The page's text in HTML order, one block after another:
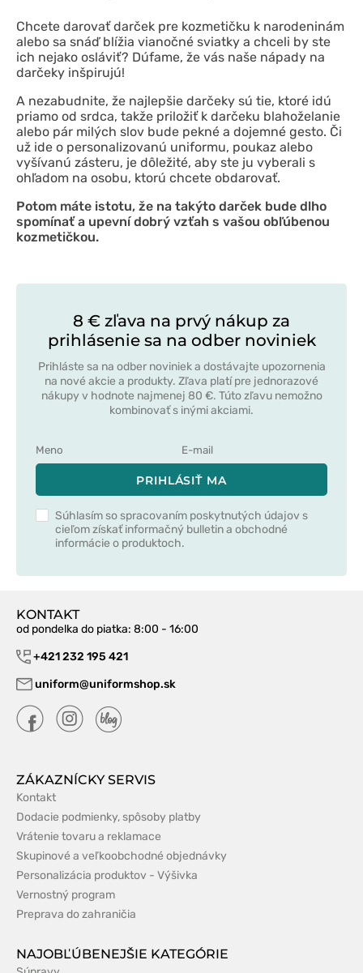
Chcete darovať darček pre kozmetičku k narodeninám
alebo sa snáď blížia vianočné sviatky a chceli by ste
ich nejako osláviť? Dúfame, že vás naše nápady na
darčeky inšpirujú!
A nezabudnite, že najlepšie darčeky sú tie, ktoré idú
priamo od srdca, takže priložiť k darčeku blahoželanie
alebo pár milých slov bude pekné a dojemné gesto. Či
už ide o personalizovanú uniformu, poukaz alebo
vyšívanú zásteru, je dôležité, aby ste ju vyberali s
ohľadom na osobu, ktorú chcete obdarovať.
Potom máte istotu, že na takýto darček bude dlho
spomínať a upevní dobrý vzťah s vašou obľúbenou
kozmetičkou.
8 € zľava na prvý nákup za
prihlásenie sa na odber noviniek
Prihláste sa na odber noviniek a dostávajte upozornenia
na nové akcie a produkty. Zľava platí pre jednorazové
nákupy v hodnote najmenej 80 €. Túto zľavu nemožno
kombinovať s inými akciami.
PRIHLÁSIŤ MA
Súhlasím so spracovaním poskytnutých údajov s
cieľom získať informačný bulletin a obchodné
informácie o produktoch.
KONTAKT
od pondelka do piatka: 8:00 - 16:00
+421 232 195 421
uniform@uniformshop.sk
ZÁKAZNÍCKY SERVIS
Kontakt
Dodacie podmienky, spôsoby platby
Vrátenie tovaru a reklamace
Skupinové a veľkoobchodné objednávky
Personalizácia produktov - Výšivka
Vernostný program
Preprava do zahraničia
NAJOBĽÚBENEJŠIE KATEGÓRIE